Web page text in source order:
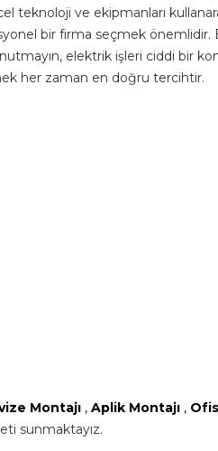
teknoloji ve ekipmanları
bir firma seçmek önemlidir.
elektrik işleri ciddi bir
her zaman en doğru tercihtir.
Montajı , Aplik Montajı ,
sunmaktayız.